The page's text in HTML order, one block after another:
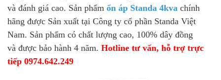
và đánh giá cao. Sản phẩm ổn áp Standa 4kva chính
hãng được Sản xuất tại Công ty cổ phần Standa Việt
Nam. Sản phẩm có chất lượng cao, 100% dây đồng
và được bảo hành 4 năm. Hotline tư vấn, hỗ trợ trực
tiếp 0974.642.249